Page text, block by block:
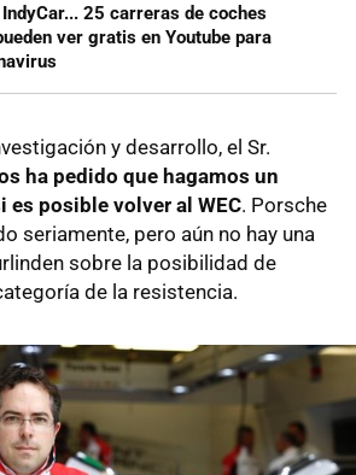
IndyCar... 25 carreras de coches
ver gratis en Youtube para
y desarrollo, el Sr.
ha pedido que hagamos un
es posible volver al WEC. Porsche
seriamente, pero aún no hay una
sobre la posibilidad de
de la resistencia.